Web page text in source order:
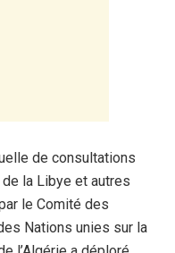
de consultations
la Libye et autres
le Comité des
Nations unies sur la